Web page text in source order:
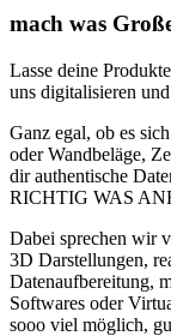
mach was
Lasse deine
uns digitalisieren
Ganz egal, ob es
oder Wandbeläge,
dir authentische
RICHTIG WAS
Dabei sprechen wir
3D Darstellungen,
Datenaufbereitung,
Softwares oder
sooo viel möglich,